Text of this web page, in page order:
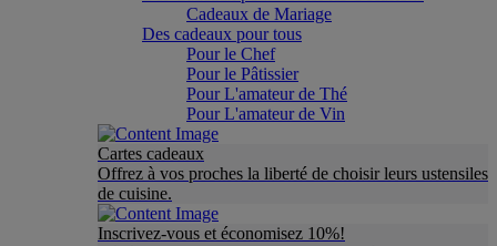
Cadeaux de Mariage
Des cadeaux pour tous
Pour le Chef
Pour le Pâtissier
Pour L'amateur de Thé
Pour L'amateur de Vin
Cartes cadeaux
Offrez à vos proches la liberté de choisir leurs ustensiles
de cuisine.
Inscrivez-vous et économisez 10%!